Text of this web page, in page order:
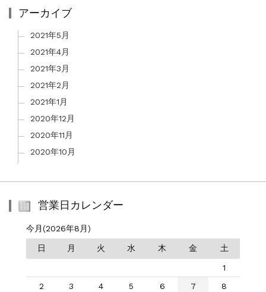
アーカイブ
2021年5月
2021年4月
2021年3月
2021年2月
2021年1月
2020年12月
2020年11月
2020年10月
営業日カレンダー
今月(2026年8月)
日 月 火 水 木 金 土
1
2
3 4 5 6 7
8